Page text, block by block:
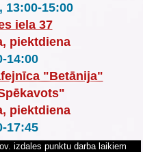
13:00-15:00
iela 37
piektdiena
14:00
"Betānija"
piektdiena
17:45
izdales punktu darba laikiem